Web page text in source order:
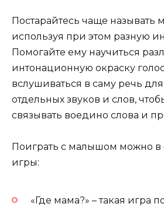
Постарайтесь чаще
используя при этом разную
Помогайте ему научиться
интонационную окраску
вслушиваться в саму речь
отдельных звуков и слов,
связывать воедино слова и
Поиграть с малышом можно
игры:
«Где мама?» – такая игра